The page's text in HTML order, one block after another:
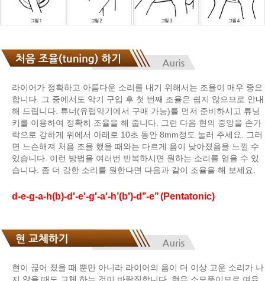
라이어가 정확하고 아름다운 소리를 내기 위해서는 조율이 매우 중요
합니다. 그 중에서도 악기 구입 후 첫 번째 조율은 쉽지 않으므로 안내
해 드립니다. 튜너(유럽악기에서 구매 가능)를 먼저 준비하시고 튜닝
키를 이용하여 정확히 조율을 해 줍니다. 그런 다음 현의 중앙을 손가
락으로 강하게 위에서 아래로 10초 동안 8mm정도 눌러 주세요. 그러
면 느슨해져 처음 조율 했을 때와는 다르게 음이 낮아졌음을 느낄 수
있습니다. 이런 방법을 여러번 반복하시면 원하는 소리를 얻을 수 있
습니다. 좀 더 강한 소리를 원한다면 다음과 같이 조율을 해 보세요.
d-e-g-a-h(b)-d'-e'-g'-a'-h’(b')-d’’-e’’ (Pentatonic)
현이 끊어 졌을 때 뿐만 아니라 라이어의 음이 더 이상 고운 소리가 나